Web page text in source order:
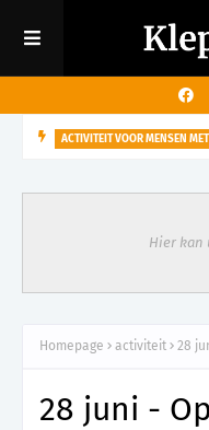
ACTIVITEIT VOOR MENSEN
visuele beperking
Hier kan
Homepage activiteit 28
28 juni -